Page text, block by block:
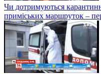
Чи дотримуються
приміських маршруток –